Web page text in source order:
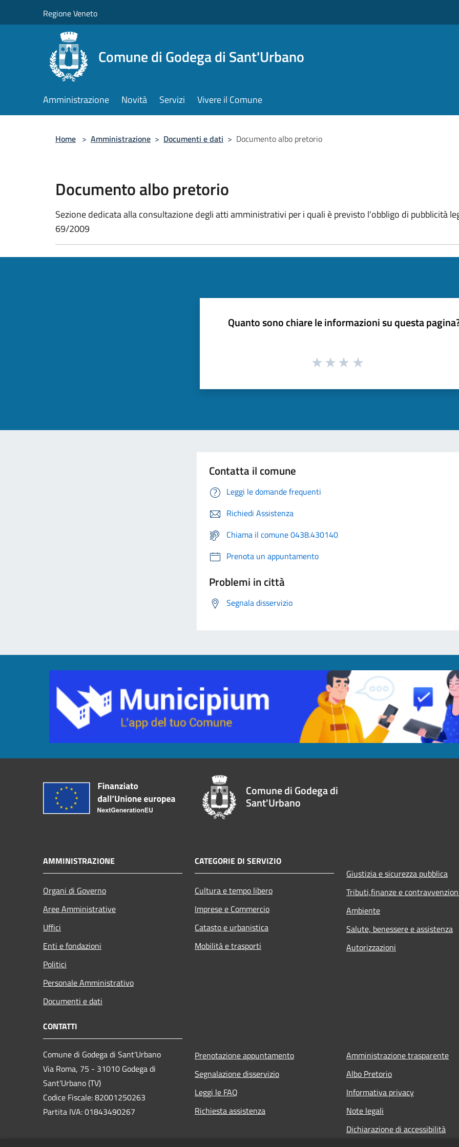
Regione Veneto
Comune di Godega di Sant'Urbano
Amministrazione Novità Servizi Vivere il Comune
Home > Amministrazione > Documenti e dati > Documento albo pretorio
Documento albo pretorio
Sezione dedicata alla consultazione degli atti amministrativi per i quali è previsto l'obbligo di pubblicità
69/2009
Quanto sono chiare le informazioni su questa
Contatta il comune
Leggi le domande frequenti
Richiedi Assistenza
Chiama il comune 0438.430140
Prenota un appuntamento
Problemi in città
Segnala disservizio
Comune di Godega di
Sant'Urbano
AMMINISTRAZIONE
Organi di Governo
Aree Amministrative
Uffici
Enti e fondazioni
Politici
Personale Amministrativo
Documenti e dati
CATEGORIE DI SERVIZIO
Cultura e tempo libero
Imprese e Commercio
Catasto e urbanistica
Mobilità e trasporti
Giustizia e sicurezza pubblica
Tributi,finanze e
Ambiente
Salute, benessere e assistenza
Autorizzazioni
CONTATTI
Comune di Godega di Sant'Urbano
Via Roma, 75 - 31010 Godega di
Sant'Urbano (TV)
Codice Fiscale: 82001250263
Partita IVA: 01843490267
Prenotazione appuntamento
Segnalazione disservizio
Leggi le FAQ
Richiesta assistenza
Amministrazione trasparente
Albo Pretorio
Informativa privacy
Note legali
Dichiarazione di accessibilità